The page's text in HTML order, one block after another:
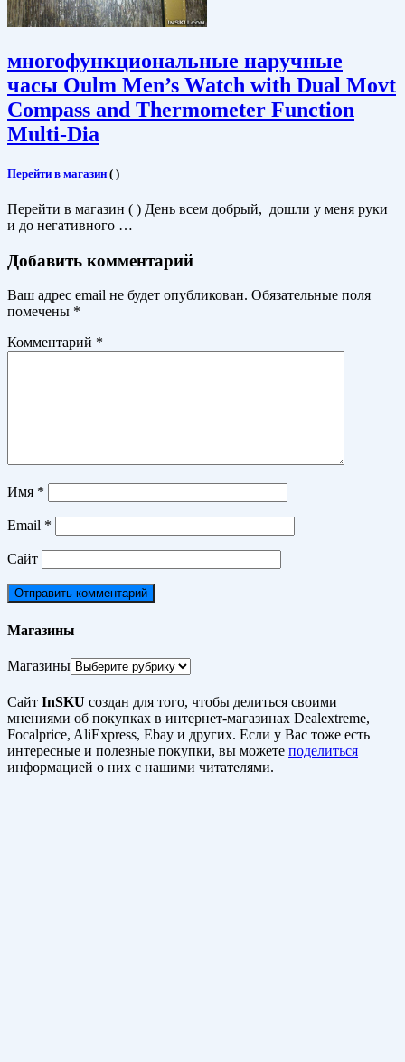
многофункциональные наручные
часы Oulm Men’s Watch with Dual Movt
Compass and Thermometer Function
Multi-Dia
Перейти в магазин ( )
Перейти в магазин ( ) День всем добрый, дошли у меня руки
и до негативного …
Добавить комментарий
Ваш адрес email не будет опубликован. Обязательные поля
помечены *
Комментарий *
Имя *
Email *
Сайт
Магазины
Магазины
Сайт InSKU создан для того, чтобы делиться своими
мнениями об покупках в интернет-магазинах Dealextreme,
Focalprice, AliExpress, Ebay и других. Если у Вас тоже есть
интересные и полезные покупки, вы можете поделиться
информацией о них с нашими читателями.